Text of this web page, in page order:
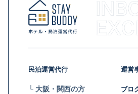
民泊運営代行
└ 大阪・関西の方
運営
ブロ